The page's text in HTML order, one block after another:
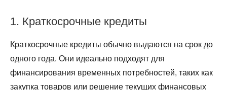
1. Краткосрочные кредиты
Краткосрочные кредиты обычно выдаются на срок до
одного года. Они идеально подходят для
финансирования временных потребностей, таких как
закупка товаров или решение текущих финансовых